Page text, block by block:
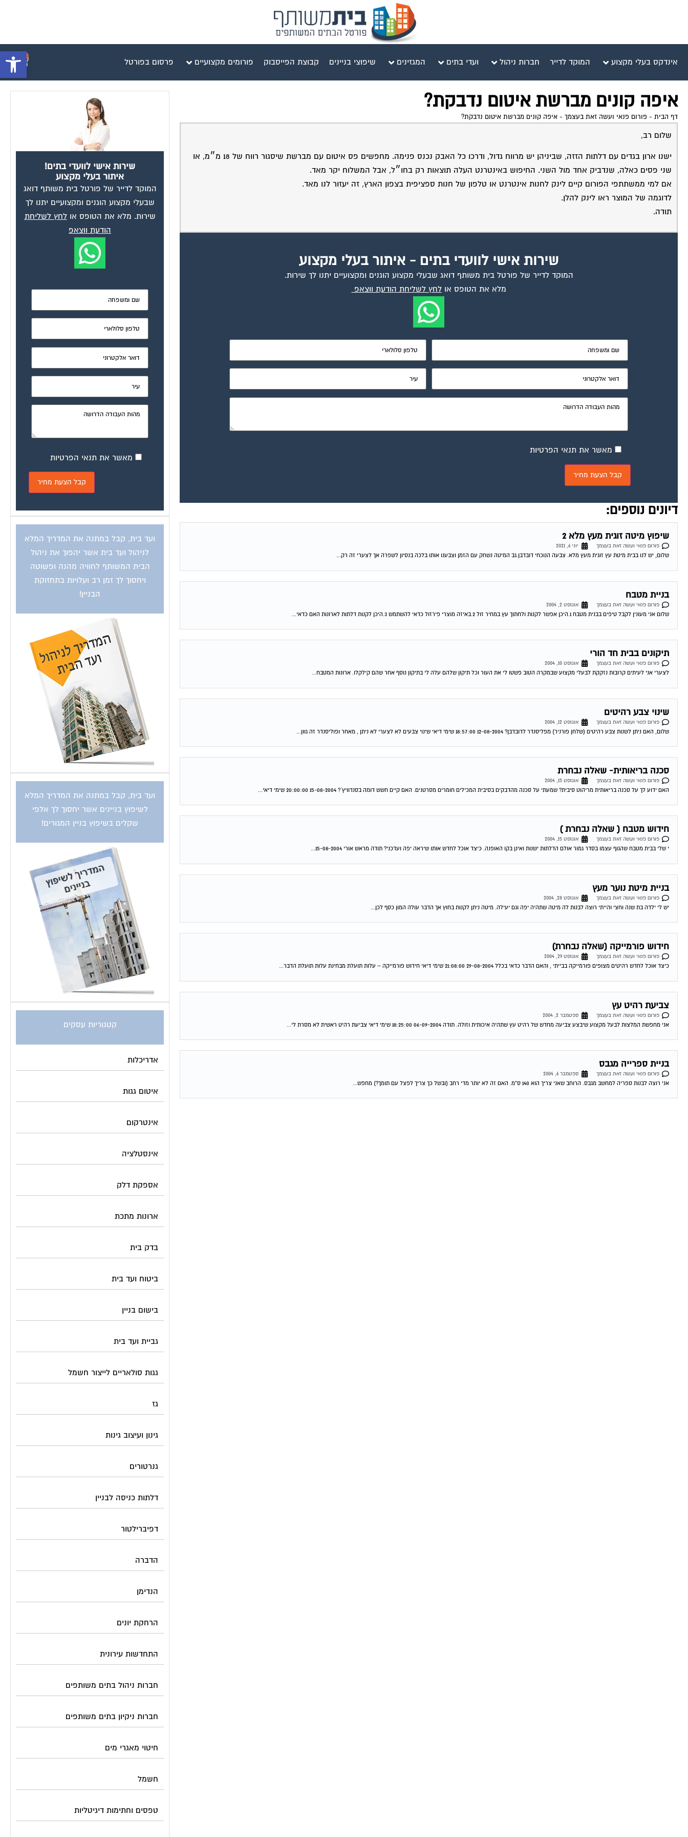
פתח אינדקס בעלי מקצוע המוקד לדייר חברות ניהול ועדי בתים המגזינים שיפוצי בניינים קבוצת הפייסבוק פורומים מקצועיים פרסום בפורטל
איפה קונים מברשת איטום נדבקת?
דף הבית - פורום פנאי ועשה זאת בעצמך - איפה קונים מברשת איטום נדבקת?
שלום רב,
ישנו ארון בגדים עם דלתות הזזה, שביניהן יש מרווח גדול, ודרכו כל האבק נכנס פנימה. מחפשים פס איטום עם מברשת שיסגור רווח של 18 מ״מ, או
שני פסים כאלה, שנדביק אחד מול השני. החיפוש באינטרנט העלה תוצאות רק בחו״ל, אבל המשלוח יקר מאד.
אם למי ממשתתפי הפורום קיים לינק לחנות אינטרנט או טלפון של חנות ספציפית בצפון הארץ, זה יעזור לנו מאד.
לדוגמה של המוצר ראו לינק להלן.
תודה.
שירות אישי לוועדי בתים - איתור בעלי מקצוע
המוקד לדייר של פורטל בית משותף דואג שבעלי מקצוע הוגנים ומקצועיים יתנו לך שירות.
מלא את הטופס אולחץ לשליחת הודעת ווצאפ
מאשר את תנאי הפרטיות
דיונים נוספים:
שיפוץ מיטה זוגית מעץ מלא 2
פורום פנאי ועשה זאת בעצמך
יוני 6, 2021
שלום, יש לנו בבית מיטת עץ זוגית מעץ מלא. צבעה הנוכחי דובדבן.גב המיטה נשחק עם הזמן וצבענו אותו בלכה בנסיון לשפרה אך לצערי זה רק...
בניית מטבח
פורום פנאי ועשה זאת בעצמך
אוגוסט 2, 2004
שלום אני מעונין לקבל טיפים בבנית מטבח 1.היכן אפשר לקנות ולחתוך עץ במחיר זול 2.באיזה מוצרי פירזול כדאי להשתמש 3.היכן לקנות דלתות לארונות האם כדאי...
תיקונים בבית חד הורי
פורום פנאי ועשה זאת בעצמך
אוגוסט 10, 2004
לצערי אני לעיתים קרובות נזקקת לבעלי מקצוע שבמקרה הטוב פשטו לי את העור וכל תיקון שלהם עלה לי בתיקון נוסף אחר שהם קילקלו. ארונות המטבח...
שינוי צבע רהיטים
פורום פנאי ועשה זאת בעצמך
אוגוסט 12, 2004
שלום, האם ניתן לשנות צבע רהיטים (שלחן פורניר) מפליסנדר לדובדבן? 12-08-2004 18:57:00 שימי דיאי שינוי צבעים לא לצערי לא ניתן , מאחר ופוליסנדר זה גוון...
סכנה בריאותית- שאלה נבחרת
פורום פנאי ועשה זאת בעצמך
אוגוסט 15, 2004
האם ידוע לך על סכנה בריאותית מריהוט סיבית? שמעתי על סכנה מהדבקים בסיבית המכילים חומרים מסרטנים. האם קיים חשש דומה בסנדוויץ´? 15-08-2004 20:00:00 שימי דיאי...
חידוש מטבח ( שאלה נבחרת )
פורום פנאי ועשה זאת בעצמך
אוגוסט 15, 2004
י שלי בבית מטבח שהגוף עצמו בסדר גמור אולם הדלתות ישנות ואינן בקו האופנה. כיצד אוכל לחדש אותו שיראה יפה ועדכני? תודה מראש אורי 15-08-2004...
בניית מיטת נוער מעץ
פורום פנאי ועשה זאת בעצמך
אוגוסט 28, 2004
יש לי ילדה בת שנה וחצי והייתי רוצה לבנות לה מיטה שתהיה יפה וגם יעילה. מיטה ניתן לקנות בחוץ אך הדבר עולה המון כסף לכן...
חידוש פורמייקה (שאלה נבחרת)
פורום פנאי ועשה זאת בעצמך
אוגוסט 29, 2004
כיצד אוכל לחדש רהיטים מצופים פורמייקה בבייתי , והאם הדבר כדאי בכלל 29-08-2004 21:08:00 שימי דיאי חידוש פורמייקה – עלות תועלת מבחינת עלות תועלת הדבר...
צביעת רהיט עץ
פורום פנאי ועשה זאת בעצמך
ספטמבר 2, 2004
אני מחפשת המלצות לבעל מקצוע שיבצע צביעה מחדש של רהיט עץ שתהיה איכותית וזולה. תודה 06-09-2004 18:25:00 שימי דיאי צביעת רהיט ראשית לא מסרת לי...
בניית ספרייה מגבס
פורום פנאי ועשה זאת בעצמך
ספטמבר 6, 2004
אני רוצה לבנות ספריה למחשב מגבס. הרוחב שאני צריך הוא 140 ס"מ. האם זה לא יותר מדי רחב (ובשל כך צריך לפצל עם תומך?) מחפש...
שירות אישי לוועדי בתים!
איתור בעלי מקצוע
המוקד לדייר של פורטל בית משותף דואג
שבעלי מקצוע הוגנים ומקצועיים יתנו לך
שירות. מלא את הטופס אולחץ לשליחת
הודעת ווצאפ
מאשר את תנאי הפרטיות
ועד בית, קבל במתנה את המדריך המלא
לניהול ועד בית אשר יהפוך את ניהול
הבית המשותף לחוויה מהנה ופשוטה
ויחסוך לך זמן רב ועלויות בתחזוקת
הבניין!
ועד בית, קבל במתנה את המדריך המלא
לשיפוץ בניינים אשר יחסוך לך אלפי
שקלים בשיפוץ בניין המגורים!
קטגוריות עסקים
אדריכלות
איטום גגות
אינטרקום
אינסטלציה
אספקת דלק
ארונות מתכת
בדק בית
ביטוח ועד בית
בישום בניין
גביית ועד בית
גגות סולאריים לייצור חשמל
גז
גינון ועיצוב גינות
גנרטורים
דלתות כניסה לבניין
דפיברילטור
הדברה
הנדימן
הרחקת יונים
התחדשות עירונית
חברות ניהול בתים משותפים
חברות ניקיון בתים משותפים
חיטוי מאגרי מים
חשמל
טפסים וחתימות דיגיטליות